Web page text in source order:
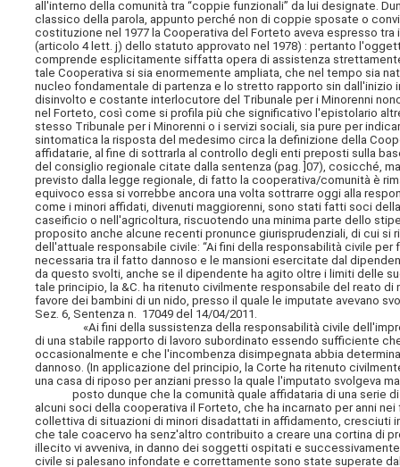
all'interno della comunità tra “coppie funzionali” da lui designate.
classico della parola, appunto perché non di coppie sposate o
costituzione nel 1977 la Cooperativa del Forteto aveva espresso
(articolo 4 lett. j) dello statuto approvato nel 1978) : pertanto
comprende esplicitamente siffatta opera di assistenza
tale Cooperativa si sia enormemente ampliata, che nel tempo sia
nucleo fondamentale di partenza e lo stretto rapporto sin dall'inizio
disinvolto e costante interlocutore del Tribunale per i Minorenni
nel Forteto, così come si profila più che significativo l'epistolario
stesso Tribunale per i Minorenni o i servizi sociali, sia pure per
sintomatica la risposta del medesimo circa la definizione della
affidatarie, al fine di sottrarla al controllo degli enti preposti sulla
del consiglio regionale citate dalla sentenza (pag. ]07), cosicché,
previsto dalla legge regionale, di fatto la cooperativa/comunità è
equivoco essa si vorrebbe ancora una volta sottrarre oggi alla
come i minori affidati, divenuti maggiorenni, sono stati fatti soci
caseificio o nell'agricoltura, riscuotendo una minima parte dello
proposito anche alcune recenti pronunce giurisprudenziali, di cui
dell'attuale responsabile civile: “Ai fini della responsabilità civile
necessaria tra il fatto dannoso e le mansioni esercitate dal
da questo svolti, anche se il dipendente ha agito oltre i limiti delle
tale principio, la &C. ha ritenuto civilmente responsabile del reato
favore dei bambini di un nido, presso il quale le imputate avevano
Sez. 6, Sentenza n. 17049 del 14/04/2011.
«Ai fini della sussistenza della responsabilità civile
di una stabile rapporto di lavoro subordinato essendo sufficiente
occasionalmente e che l'incombenza disimpegnata abbia
dannoso. (In applicazione del principio, la Corte ha ritenuto
una casa di riposo per anziani presso la quale l'imputato svolgeva
posto dunque che la comunità quale affidataria di una serie di
alcuni soci della cooperativa il Forteto, che ha incarnato per anni
collettiva di situazioni di minori disadattati in affidamento, cresciuti
che tale coacervo ha senz'altro contribuito a creare una cortina di
illecito vi avveniva, in danno dei soggetti ospitati e
civile si palesano infondate e correttamente sono state superate